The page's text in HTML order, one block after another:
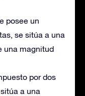
posee un
se sitúa a una
una magnitud
por dos
a una